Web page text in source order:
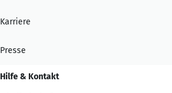
Karriere
Presse
Hilfe & Kontakt